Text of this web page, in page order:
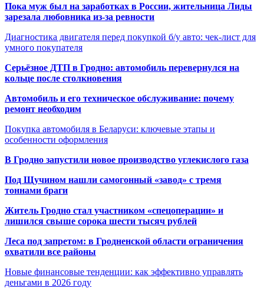
Пока муж был на заработках в России, жительница Лиды
зарезала любовника из-за ревности
Диагностика двигателя перед покупкой б/у авто: чек-лист для
умного покупателя
Серьёзное ДТП в Гродно: автомобиль перевернулся на
кольце после столкновения
Автомобиль и его техническое обслуживание: почему
ремонт необходим
Покупка автомобиля в Беларуси: ключевые этапы и
особенности оформления
В Гродно запустили новое производство углекислого газа
Под Щучином нашли самогонный «завод» с тремя
тоннами браги
Житель Гродно стал участником «спецоперации» и
лишился свыше сорока шести тысяч рублей
Леса под запретом: в Гродненской области ограничения
охватили все районы
Новые финансовые тенденции: как эффективно управлять
деньгами в 2026 году